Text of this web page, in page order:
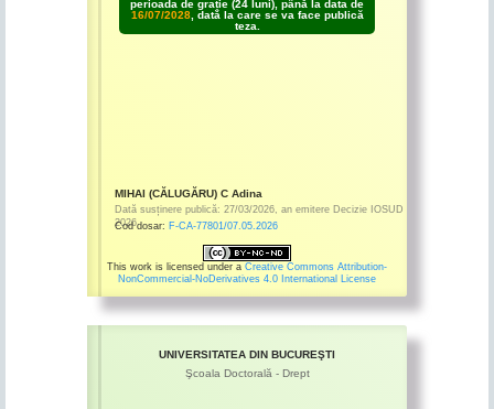
perioada de grație (24 luni), până la data de
16/07/2028, dată la care se va face publică
teza.
MIHAI (CĂLUGĂRU) C Adina
Dată susținere publică: 27/03/2026 an emitere Decizie IOSUD
2026
Cod dosar: F-CA-77801/07.05.2026
This work is licensed under a Creative Commons Attribution-
NonCommercial-NoDerivatives 4.0 International License
UNIVERSITATEA DIN BUCUREŞTI
Şcoala Doctorală - Drept